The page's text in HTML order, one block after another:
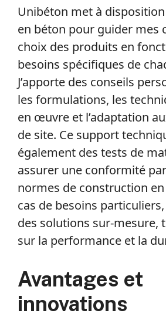
Unibéton met à
en béton pour guider mes
choix des produits en
besoins spécifiques de
J’apporte des conseils
les formulations, les
en œuvre et l’adaptation
de site. Ce support
également des tests de
assurer une conformité
normes de construction en
cas de besoins
des solutions sur-mesure,
sur la performance et la
Avantages et
innovations